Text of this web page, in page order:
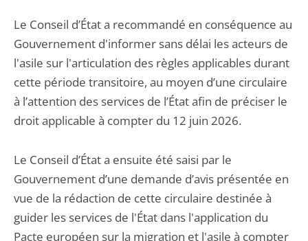
Le Conseil d’État a recommandé en conséquence au
Gouvernement d'informer sans délai les acteurs de
l'asile sur l'articulation des règles applicables durant
cette période transitoire, au moyen d’une circulaire
à l’attention des services de l’État afin de préciser le
droit applicable à compter du 12 juin 2026.
Le Conseil d’État a ensuite été saisi par le
Gouvernement d’une demande d’avis présentée en
vue de la rédaction de cette circulaire destinée à
guider les services de l'État dans l'application du
Pacte européen sur la migration et l'asile à compter